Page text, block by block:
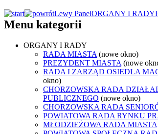
Lewy PanelORGANY I RADY
Menu kategorii
ORGANY I RADY
RADA MIASTA (nowe okno)
PREZYDENT MIASTA (nowe
RADA I ZARZĄD OSIEDLA
okno)
CHORZOWSKA RADA
PUBLICZNEGO (nowe okno)
CHORZOWSKA RADA
POWIATOWA RADA RYNKU
MŁODZIEŻOWA RADA MIASTA